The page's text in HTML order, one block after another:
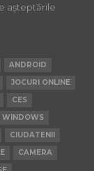
așteptările
ANDROID
JOCURI ONLINE
CES
WINDOWS
CIUDATENII
CAMERA